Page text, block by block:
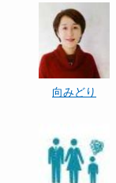
向みどり